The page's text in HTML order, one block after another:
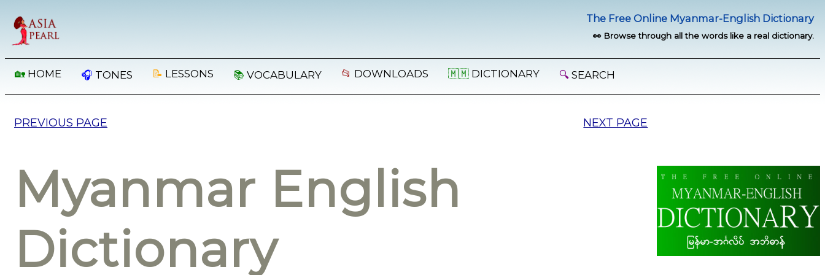
The Free Online Myanmar-English Dictionary
👀 Browse through all the words like a real dictionary.
🏡 HOME 🎧 TONES 📝 LESSONS 📚 VOCABULARY 📂 DOWNLOADS 🇲🇲 DICTIONARY 🔍 SEARCH
PREVIOUS PAGE NEXT PAGE
Myanmar English
Dictionary